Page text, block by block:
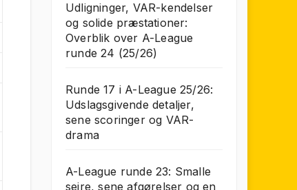
Udligninger, VAR-kendelser
og solide præstationer:
Overblik over A-League
runde 24 (25/26)
Runde 17 i A-League 25/26:
Udslagsgivende detaljer,
sene scoringer og VAR-
drama
A-League runde 23: Smalle
sejre, sene afgørelser og en